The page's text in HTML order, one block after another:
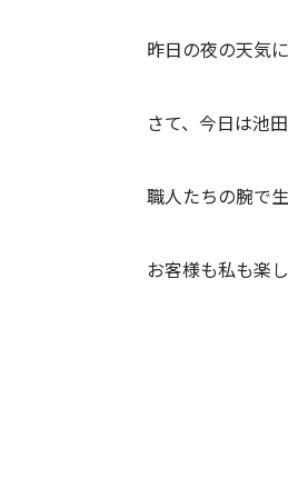
昨日の夜の天気
さて、今日は池
職人たちの腕で
お客様も私も楽